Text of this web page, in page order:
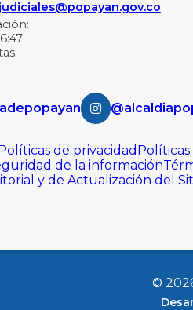
de privacidad
de la información
y de Actualización del
©